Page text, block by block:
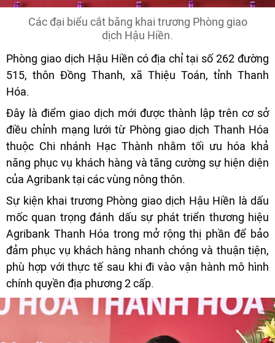
Các đại biểu cắt băng khai trương Phòng giao
dịch Hậu Hiền.
Phòng giao dịch Hậu Hiền có địa chỉ tại số 262 đường
515, thôn Đồng Thanh, xã Thiệu Toán, tỉnh Thanh
Hóa.
Đây là điểm giao dịch mới được thành lập trên cơ sở
điều chỉnh mạng lưới từ Phòng giao dịch Thanh Hóa
thuộc Chi nhánh Hạc Thành nhằm tối ưu hóa khả
năng phục vụ khách hàng và tăng cường sự hiện diện
của Agribank tại các vùng nông thôn.
Sự kiện khai trương Phòng giao dịch Hậu Hiền là dấu
mốc quan trọng đánh dấu sự phát triển thương hiệu
Agribank Thanh Hóa trong mở rộng thị phần để bảo
đảm phục vụ khách hàng nhanh chóng và thuận tiện,
phù hợp với thực tế sau khi đi vào vận hành mô hình
chính quyền địa phương 2 cấp.